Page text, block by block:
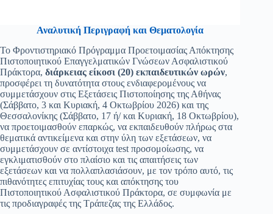
Αναλυτική Περιγραφή και Θεματολογία
Το Φροντιστηριακό Πρόγραμμα Προετοιμασίας Απόκτησης
Πιστοποιητικού Επαγγελματικών Γνώσεων Ασφαλιστικού
Πράκτορα, διάρκειας είκοσι (20) εκπαιδευτικών ωρών,
προσφέρει τη δυνατότητα στους ενδιαφερομένους να
συμμετάσχουν στις Εξετάσεις Πιστοποίησης της Αθήνας
(Σάββατο, 3 και Κυριακή, 4 Οκτωβρίου 2026) και της
Θεσσαλονίκης (Σάββατο, 17 ή/ και Κυριακή, 18 Οκτωβρίου),
να προετοιμασθούν επαρκώς, να εκπαιδευθούν πλήρως στα
θεματικά αντικείμενα και στην ύλη των εξετάσεων, να
συμμετάσχουν σε αντίστοιχα test προσομοίωσης, να
εγκλιματισθούν στο πλαίσιο και τις απαιτήσεις των
εξετάσεων και να πολλαπλασιάσουν, με τον τρόπο αυτό, τις
πιθανότητες επιτυχίας τους και απόκτησης του
Πιστοποιητικού Ασφαλιστικού Πράκτορα, σε συμφωνία με
τις προδιαγραφές της Τράπεζας της Ελλάδος.